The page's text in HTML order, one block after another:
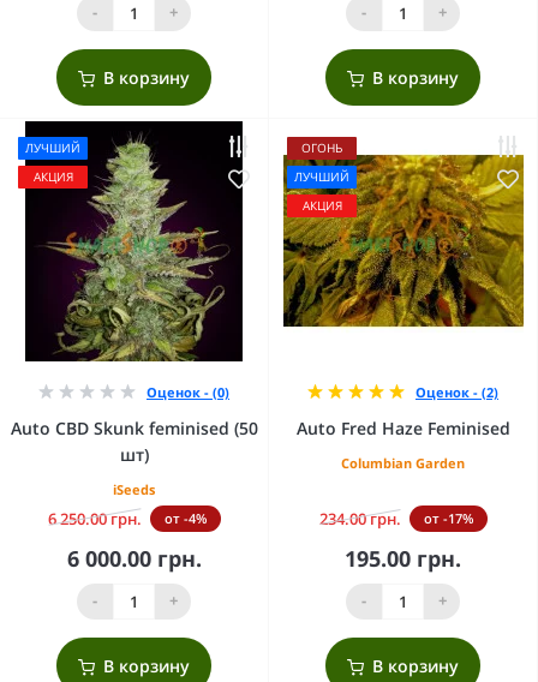
- +
В корзину
- +
В корзину
ЛУЧШИЙ
АКЦИЯ
Оценок - (0)
Auto CBD Skunk feminised (50
шт)
iSeeds
6 250.00 грн. от -4%
6 000.00 грн.
- +
В корзину
ОГОНЬ
ЛУЧШИЙ
АКЦИЯ
Оценок - (2)
Auto Fred Haze Feminised
Columbian Garden
234.00 грн. от -17%
195.00 грн.
- +
В корзину